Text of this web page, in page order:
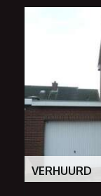
VERHUURD